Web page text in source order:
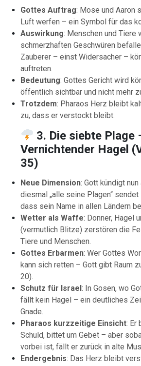
Gottes Auftrag: Mose und Aaron
Luft werfen – ein Symbol für das
Auswirkung: Menschen und Tiere
schmerzhaften Geschwüren
Zauberer – einst Widersacher –
auftreten.
Bedeutung: Gottes Gericht wird
öffentlich sichtbar und nicht mehr
Trotzdem: Pharaos Herz bleibt
zu, dass er verstockt bleibt.
3. Die siebte Plage
Vernichtender Hagel
35)
Neue Dimension: Gott kündigt
diesmal „alle seine Plagen“
dass sein Name in allen Ländern
Wetter als Waffe: Donner, Hagel
(vermutlich Blitze) zerstören die
Tiere und Menschen.
Gottes Erbarmen: Wer Gottes
kann sich retten – Gott gibt Raum
20).
Schutz für Israel: In Gosen, wo
fällt kein Hagel – ein deutliches
Gnade.
Pharaos kurzzeitige Einsicht: Er
Schuld, bittet um Gebet – aber
vorbei ist, fällt er zurück in alte
Endergebnis: Das Herz bleibt